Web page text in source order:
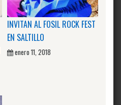
INVITAN AL FOSIL ROCK FEST
EN SALTILLO
enero 11, 2018